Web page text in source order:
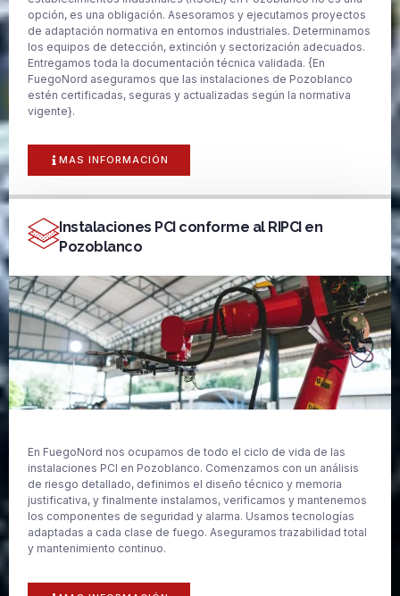
opción, es una obligación. Asesoramos y ejecutamos proyectos
de adaptación normativa en entornos industriales. Determinamos
los equipos de detección, extinción y sectorización adecuados.
Entregamos toda la documentación técnica validada. {En
FuegoNord aseguramos que las instalaciones de Pozoblanco
estén certificadas, seguras y actualizadas según la normativa
vigente}.
MAS INFORMACIÓN
Instalaciones PCI conforme al RIPCI en
Pozoblanco
En FuegoNord nos ocupamos de todo el ciclo de vida de las
instalaciones PCI en Pozoblanco. Comenzamos con un análisis
de riesgo detallado, definimos el diseño técnico y memoria
justificativa, y finalmente instalamos, verificamos y mantenemos
los componentes de seguridad y alarma. Usamos tecnologías
adaptadas a cada clase de fuego. Aseguramos trazabilidad total
y mantenimiento continuo.